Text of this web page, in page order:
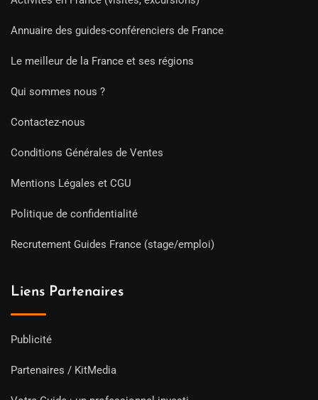
Annuaire des guides-conférenciers de France
Le meilleur de la France et ses régions
Qui sommes nous ?
Contactez-nous
Conditions Générales de Ventes
Mentions Légales et CGU
Politique de confidentialité
Recrutement Guides France (stage/emploi)
Liens Partenaires
Publicité
Partenaires / KitMedia